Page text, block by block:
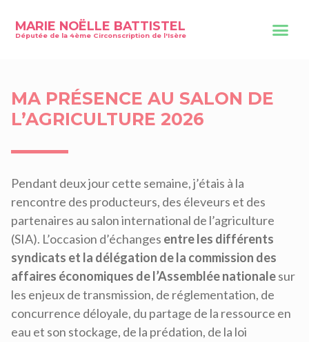
MARIE NOËLLE BATTISTEL
Députée de la 4ème Circonscription de l'Isère
MA PRÉSENCE AU SALON DE
L’AGRICULTURE 2026
Pendant deux jour cette semaine, j’étais à la
rencontre des producteurs, des éleveurs et des
partenaires au salon international de l’agriculture
(SIA). L’occasion d’échanges entre les différents
syndicats et la délégation de la commission des
affaires économiques de l’Assemblée nationalesur
les enjeux de transmission, de réglementation, de
concurrence déloyale, du partage de la ressource en
eau et son stockage, de la prédation, de la loi